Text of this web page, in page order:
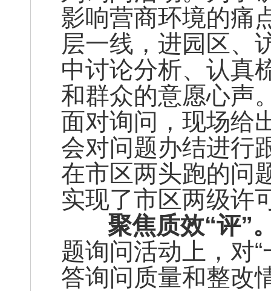
影响营商环境的痛
层一线，进园区、
中讨论分析、认真
和群众的意愿心声
面对询问，现场给
会对问题办结进行
在市区两头跑的问
实现了市区两级许
聚焦质效“评”
题询问活动上，对
答询问质量和整改